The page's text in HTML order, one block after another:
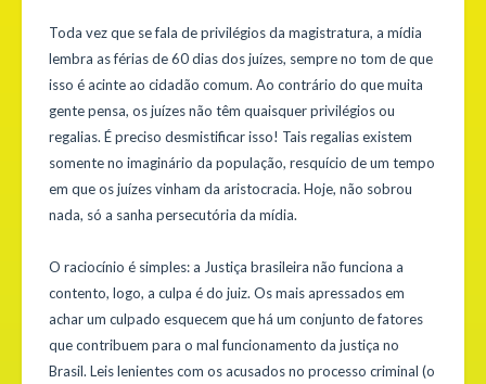
Toda vez que se fala de privilégios da magistratura, a mídia
lembra as férias de 60 dias dos juízes, sempre no tom de que
isso é acinte ao cidadão comum. Ao contrário do que muita
gente pensa, os juízes não têm quaisquer privilégios ou
regalias. É preciso desmistificar isso! Tais regalias existem
somente no imaginário da população, resquício de um tempo
em que os juízes vinham da aristocracia. Hoje, não sobrou
nada, só a sanha persecutória da mídia.
O raciocínio é simples: a Justiça brasileira não funciona a
contento, logo, a culpa é do juiz. Os mais apressados em
achar um culpado esquecem que há um conjunto de fatores
que contribuem para o mal funcionamento da justiça no
Brasil. Leis lenientes com os acusados no processo criminal (o